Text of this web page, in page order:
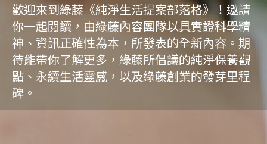
歡迎來到綠藤《純淨生活提案部落格》！邀請
你一起閱讀，由綠藤內容團隊以具實證科學精
神、資訊正確性為本，所發表的全新內容。期
待能帶你了解更多，綠藤所倡議的純淨保養觀
點、永續生活靈感，以及綠藤創業的發芽里程
碑。